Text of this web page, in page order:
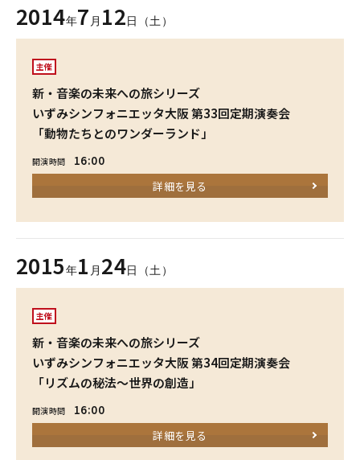
2014年7 月 12日（土）
主催
新・音楽の未来への旅シリーズ
いずみシンフォニエッタ大阪 第33回定期演奏会
「動物たちとのワンダーランド」
開演時間
16:00
詳細を見る
2015年1 月 24日（土）
主催
新・音楽の未来への旅シリーズ
いずみシンフォニエッタ大阪 第34回定期演奏会
「リズムの秘法～世界の創造」
開演時間
16:00
詳細を見る